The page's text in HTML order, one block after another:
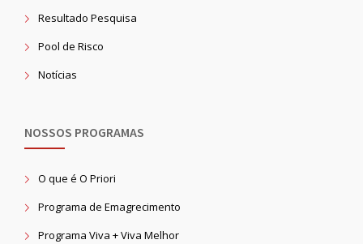
Resultado Pesquisa
Pool de Risco
Notícias
NOSSOS PROGRAMAS
O que é O Priori
Programa de Emagrecimento
Programa Viva + Viva Melhor